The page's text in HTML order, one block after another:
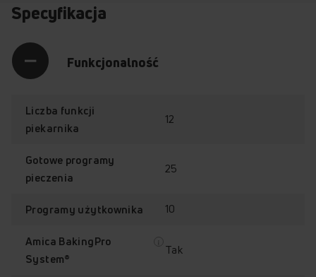
Specyfikacja
Funkcjonalność
Liczba funkcji
piekarnika
12
Gotowe programy
pieczenia
25
Programy użytkownika 10
Amica BakingPro
System®
Tak